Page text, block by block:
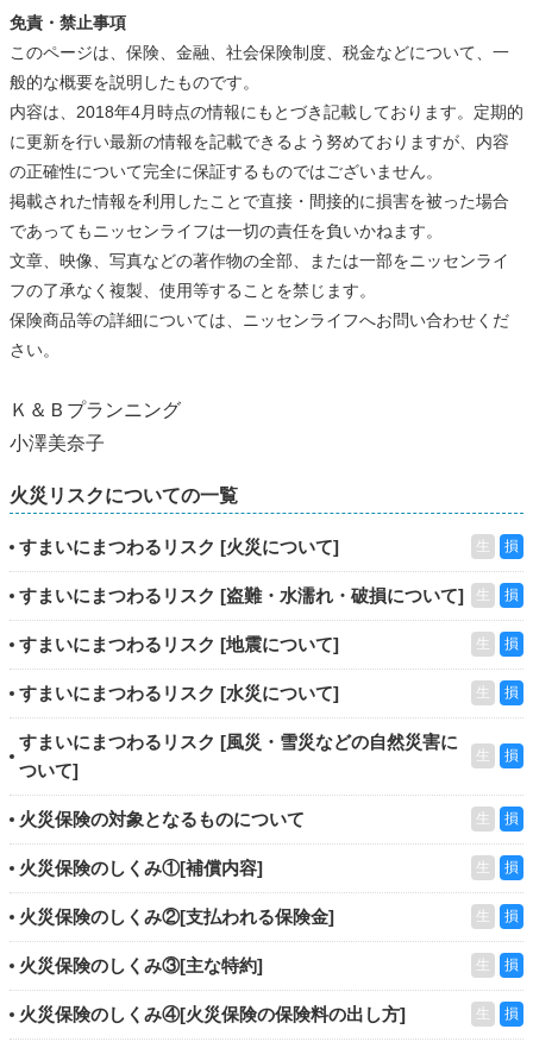
免責・禁止事項
このページは、保険、金融、社会保険制度、税金などについて、一
般的な概要を説明したものです。
内容は、2018年4月時点の情報にもとづき記載しております。定期的
に更新を行い最新の情報を記載できるよう努めておりますが、内容
の正確性について完全に保証するものではございません。
掲載された情報を利用したことで直接・間接的に損害を被った場合
であってもニッセンライフは一切の責任を負いかねます。
文章、映像、写真などの著作物の全部、または一部をニッセンライ
フの了承なく複製、使用等することを禁じます。
保険商品等の詳細については、ニッセンライフへお問い合わせくだ
さい。
Ｋ＆Ｂプランニング
小澤美奈子
火災リスクについての一覧
すまいにまつわるリスク [火災について] 生 損
すまいにまつわるリスク [盗難・水濡れ・破損について] 生 損
すまいにまつわるリスク [地震について] 生 損
すまいにまつわるリスク [水災について] 生 損
すまいにまつわるリスク [風災・雪災などの自然災害に
ついて]
生 損
火災保険の対象となるものについて 生 損
火災保険のしくみ①[補償内容] 生 損
火災保険のしくみ②[支払われる保険金] 生 損
火災保険のしくみ③[主な特約] 生 損
火災保険のしくみ④[火災保険の保険料の出し方] 生 損